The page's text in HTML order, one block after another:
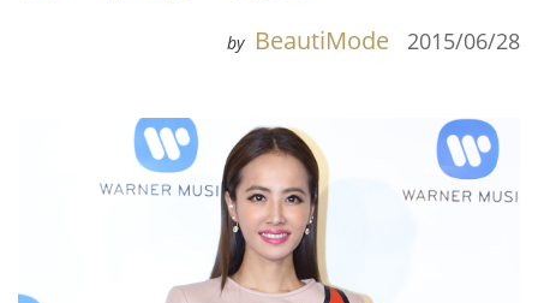
by BeautiMode 2015/06/28